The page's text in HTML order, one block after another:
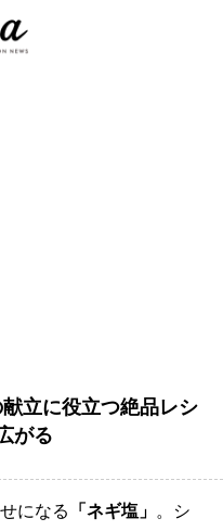
献立に役立つ絶品レシ
がる
になる 「ネギ塩」 。シ